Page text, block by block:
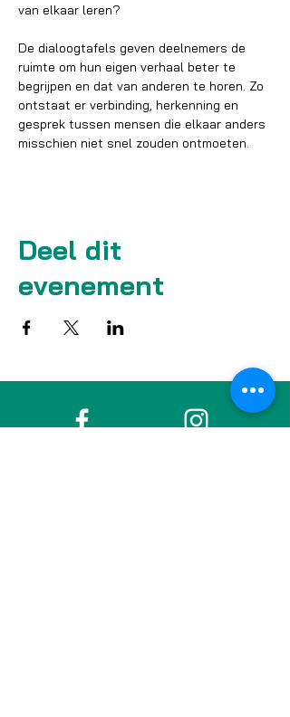
van elkaar leren?
De dialoogtafels geven deelnemers de
ruimte om hun eigen verhaal beter te
begrijpen en dat van anderen te horen. Zo
ontstaat er verbinding, herkenning en
gesprek tussen mensen die elkaar anders
misschien niet snel zouden ontmoeten.
Deel dit
evenement